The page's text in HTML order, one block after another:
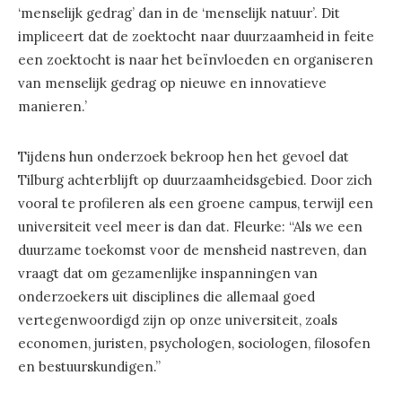
‘menselijk gedrag’ dan in de ‘menselijk natuur’. Dit
impliceert dat de zoektocht naar duurzaamheid in feite
een zoektocht is naar het beïnvloeden en organiseren
van menselijk gedrag op nieuwe en innovatieve
manieren.’
Tijdens hun onderzoek bekroop hen het gevoel dat
Tilburg achterblijft op duurzaamheidsgebied. Door zich
vooral te profileren als een groene campus, terwijl een
universiteit veel meer is dan dat. Fleurke: “Als we een
duurzame toekomst voor de mensheid nastreven, dan
vraagt dat ​​om gezamenlijke inspanningen van
onderzoekers uit disciplines die allemaal goed
vertegenwoordigd zijn op onze universiteit, zoals
economen, juristen, psychologen, sociologen, filosofen
en bestuurskundigen.”